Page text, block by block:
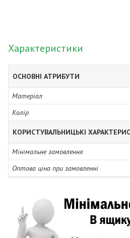
Характеристики
ОСНОВНІ АТРИБУТИ
Матеріал
Колір
КОРИСТУВАЛЬНИЦЬКІ
Мінімальне замовлення
Оптова ціна при замовленні